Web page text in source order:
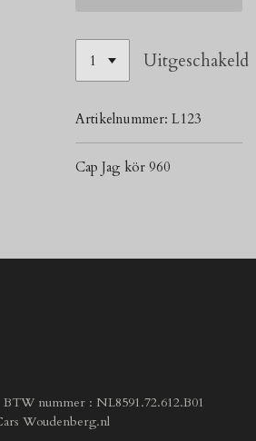
Uitgeschakeld
Artikelnummer: L123
Cap Jag kör 960
nummer : NL8591.72.612.B01
Woudenberg.nl